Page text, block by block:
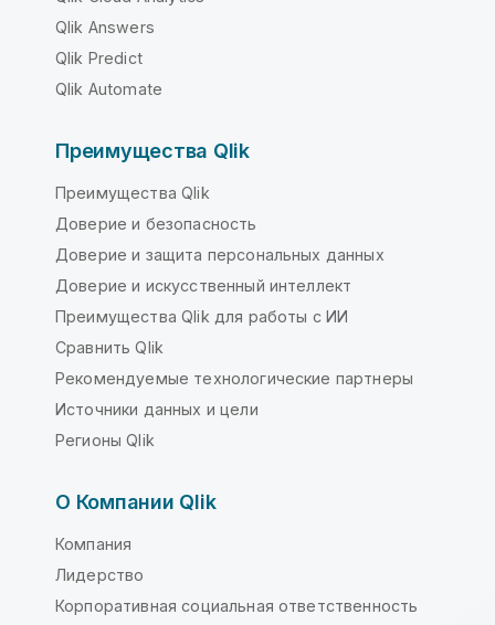
Qlik Answers
Qlik Predict
Qlik Automate
Преимущества Qlik
Преимущества Qlik
Доверие и безопасность
Доверие и защита персональных данных
Доверие и искусственный интеллект
Преимущества Qlik для работы с ИИ
Сравнить Qlik
Рекомендуемые технологические партнеры
Источники данных и цели
Регионы Qlik
О Компании Qlik
Компания
Лидерство
Корпоративная социальная ответственность